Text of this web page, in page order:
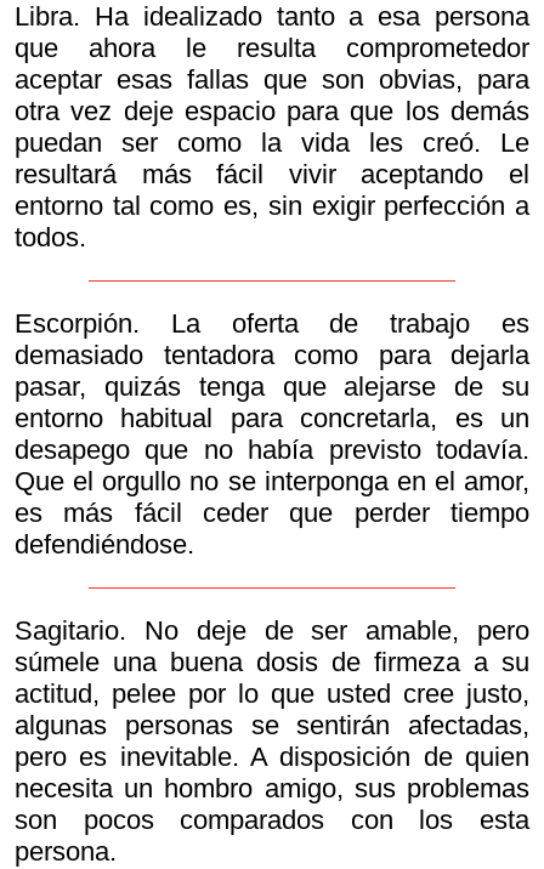
Libra. Ha idealizado tanto a esa persona
que ahora le resulta comprometedor
aceptar esas fallas que son obvias, para
otra vez deje espacio para que los demás
puedan ser como la vida les creó. Le
resultará más fácil vivir aceptando el
entorno tal como es, sin exigir perfección a
todos.
Escorpión. La oferta de trabajo es
demasiado tentadora como para dejarla
pasar, quizás tenga que alejarse de su
entorno habitual para concretarla, es un
desapego que no había previsto todavía.
Que el orgullo no se interponga en el amor,
es más fácil ceder que perder tiempo
defendiéndose.
Sagitario. No deje de ser amable, pero
súmele una buena dosis de firmeza a su
actitud, pelee por lo que usted cree justo,
algunas personas se sentirán afectadas,
pero es inevitable. A disposición de quien
necesita un hombro amigo, sus problemas
son pocos comparados con los esta
persona.